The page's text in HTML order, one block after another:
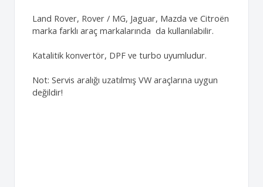
Land Rover, Rover / MG, Jaguar, Mazda ve Citroën
marka farklı araç markalarında da kullanılabilir.
Katalitik konvertör, DPF ve turbo uyumludur.
Not: Servis aralığı uzatılmış VW araçlarına uygun
değildir!